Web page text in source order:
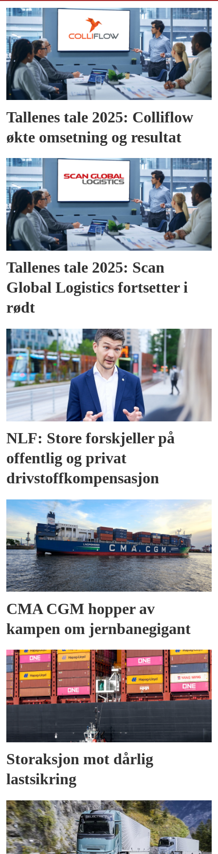
Tallenes tale 2025: Colliflow
økte omsetning og resultat
Tallenes tale 2025: Scan
Global Logistics fortsetter i
rødt
NLF: Store forskjeller på
offentlig og privat
drivstoffkompensasjon
CMA CGM hopper av
kampen om jernbanegigant
Storaksjon mot dårlig
lastsikring